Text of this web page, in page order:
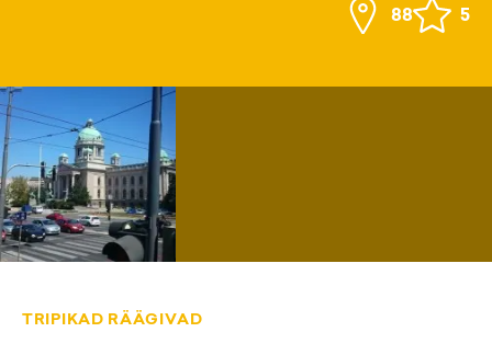
88 5
TRIPIKAD RÄÄGIVAD